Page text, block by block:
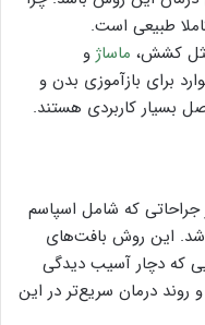
طبیعی است.
کشش، ماساژ و
برای بازآموزی بدن و
بسیار کاربردی هستند.
جراحاتی که شامل اسپاسم
این روش بافت‌های
که دچار آسیب دیدگی
درمان سریع‌تر در این